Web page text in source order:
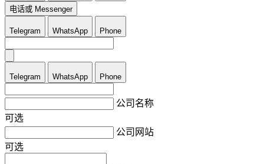
电话或 Messenger
Telegram WhatsApp Phone
Telegram WhatsApp Phone
公司名称
可选
公司网站
可选